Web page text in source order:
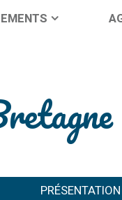
PRÉSENTATION